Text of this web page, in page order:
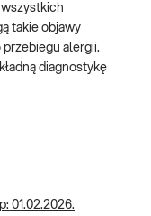
wszystkich
takie objawy
alergii.
diagnostykę
01.02.2026.